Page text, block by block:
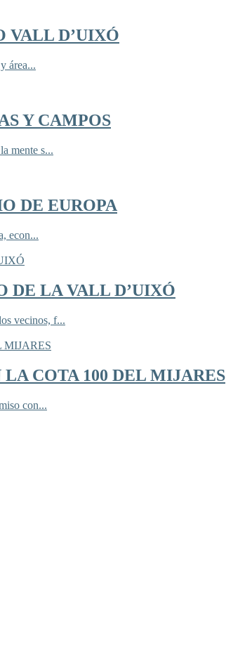
VALL D’UIXÓ
área...
Y CAMPOS
mente s...
DE EUROPA
econ...
DE LA VALL D’UIXÓ
vecinos, f...
COTA 100 DEL MIJARES
con...